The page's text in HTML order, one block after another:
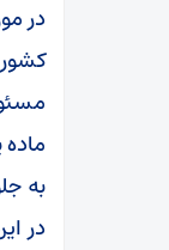
به
در